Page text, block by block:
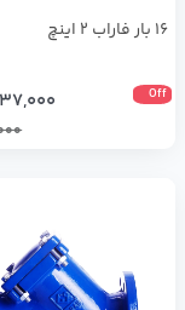
16 بار فاراب 2 اینچ
Off